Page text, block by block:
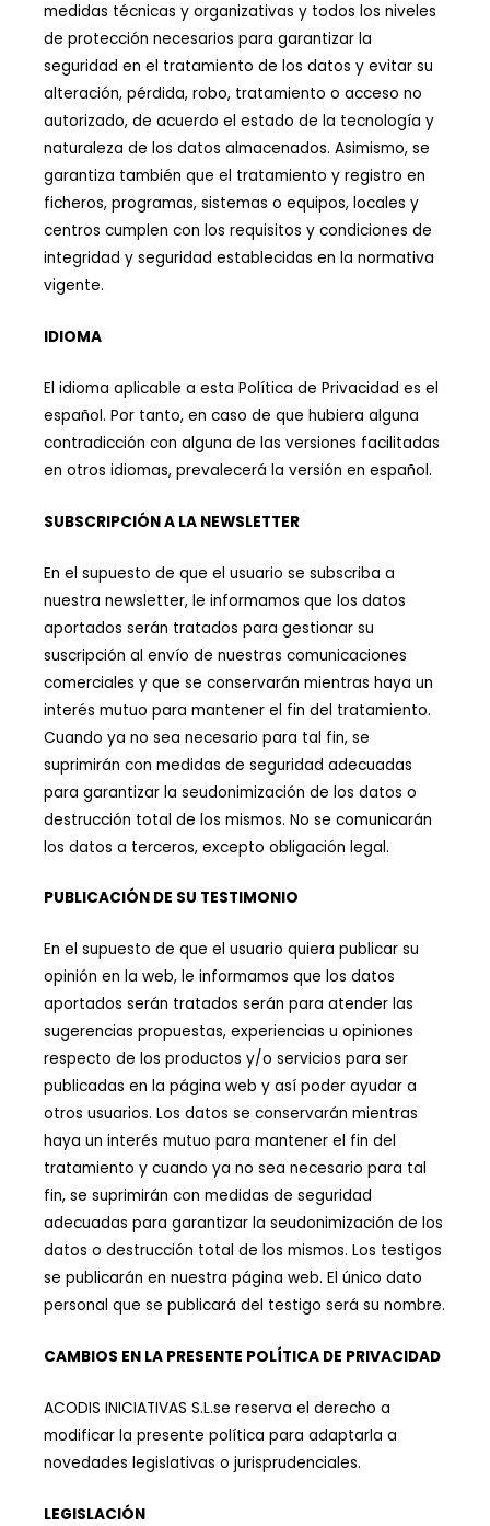
medidas técnicas y organizativas y todos los niveles
de protección necesarios para garantizar la
seguridad en el tratamiento de los datos y evitar su
alteración, pérdida, robo, tratamiento o acceso no
autorizado, de acuerdo el estado de la tecnología y
naturaleza de los datos almacenados. Asimismo, se
garantiza también que el tratamiento y registro en
ficheros, programas, sistemas o equipos, locales y
centros cumplen con los requisitos y condiciones de
integridad y seguridad establecidas en la normativa
vigente.
IDIOMA
El idioma aplicable a esta Política de Privacidad es el
español. Por tanto, en caso de que hubiera alguna
contradicción con alguna de las versiones facilitadas
en otros idiomas, prevalecerá la versión en español.
SUBSCRIPCIÓN A LA NEWSLETTER
En el supuesto de que el usuario se subscriba a
nuestra newsletter, le informamos que los datos
aportados serán tratados para gestionar su
suscripción al envío de nuestras comunicaciones
comerciales y que se conservarán mientras haya un
interés mutuo para mantener el fin del tratamiento.
Cuando ya no sea necesario para tal fin, se
suprimirán con medidas de seguridad adecuadas
para garantizar la seudonimización de los datos o
destrucción total de los mismos. No se comunicarán
los datos a terceros, excepto obligación legal.
PUBLICACIÓN DE SU TESTIMONIO
En el supuesto de que el usuario quiera publicar su
opinión en la web, le informamos que los datos
aportados serán tratados serán para atender las
sugerencias propuestas, experiencias u opiniones
respecto de los productos y/o servicios para ser
publicadas en la página web y así poder ayudar a
otros usuarios. Los datos se conservarán mientras
haya un interés mutuo para mantener el fin del
tratamiento y cuando ya no sea necesario para tal
fin, se suprimirán con medidas de seguridad
adecuadas para garantizar la seudonimización de los
datos o destrucción total de los mismos. Los testigos
se publicarán en nuestra página web. El único dato
personal que se publicará del testigo será su nombre.
CAMBIOS EN LA PRESENTE POLÍTICA DE PRIVACIDAD
ACODIS INICIATIVAS S.L.se reserva el derecho a
modificar la presente política para adaptarla a
novedades legislativas o jurisprudenciales.
LEGISLACIÓN